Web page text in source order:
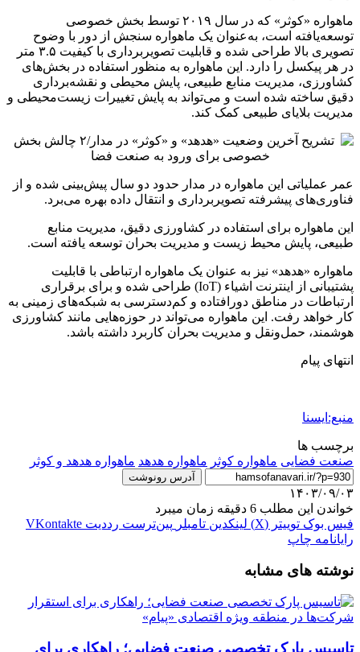
ماهواره «کوثر» که در سال ۲۰۱۹ توسط بخش خصوصی
توسعه‌یافته است، به‌عنوان یک ماهواره سنجش از دور با وضوح
تصویری بالا طراحی شده و قابلیت تصویربرداری با کیفیت ۳.۵ متر
در هر پیکسل را دارد. این ماهواره به منظور استفاده در بخش‌های
کشاورزی، مدیریت منابع طبیعی، پایش محیطی و نقشه‌برداری
دقیق ساخته شده است و می‌تواند به پایش تغییرات زیست‌محیطی و
مدیریت بلایای طبیعی کمک کند​.
عمر عملیاتی این ماهواره در مدار حدود دو سال پیش‌بینی شده و از
فناوری‌های پیشرفته تصویربرداری و انتقال داده بهره می‌برد.
این ماهواره برای استفاده در کشاورزی دقیق، مدیریت منابع
طبیعی، پایش محیط زیست و مدیریت بحران توسعه یافته است.
ماهواره «هدهد» نیز به عنوان یک ماهواره ارتباطی با قابلیت
پشتیبانی از اینترنت اشیاء (IoT) طراحی شده و برای برقراری
ارتباطات در مناطق دورافتاده و کم‌دسترسی به شبکه‌های زمینی به
کار خواهد رفت. این ماهواره می‌تواند در حوزه‌هایی مانند کشاورزی
هوشمند، حمل‌ونقل و مدیریت بحران کاربرد داشته باشد.
انتهای پیام
منبع:ایسنا
برچسب ها
صنعت فضایی ماهواره کوثر ماهواره هدهد ماهواره هدهد و کوثر
آدرس رونوشت
۱۴۰۳/۰۹/۰۳
خواندن این مطلب 6 دقیقه زمان میبرد
فیس بوک توییتر (X) لینکدین ‫تامبلر ‫پین‌ترست ‫رددیت ‫VKontakte
رایانامه چاپ
نوشته های مشابه
تاسیس پارک تخصصی صنعت فضایی؛ راهکاری برای